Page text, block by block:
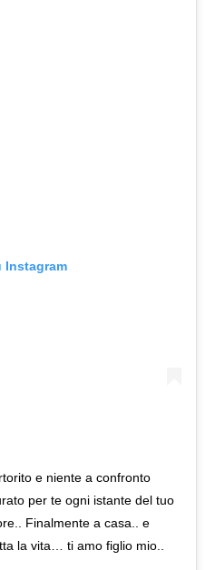
Instagram
e niente a confronto
per te ogni istante del tuo
Finalmente a casa.. e
la vita… ti amo figlio mio..